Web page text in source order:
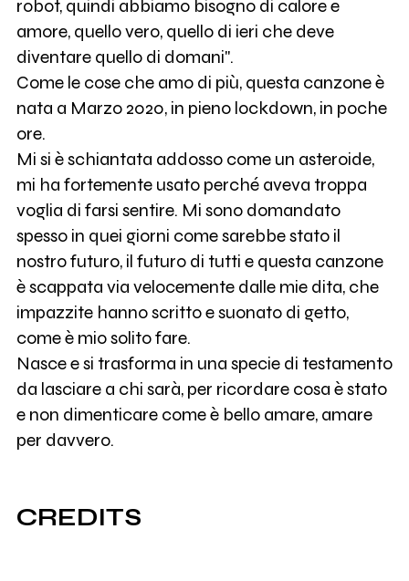
robot, quindi abbiamo bisogno di calore e
amore, quello vero, quello di ieri che deve
diventare quello di domani".
Come le cose che amo di più, questa canzone è
nata a Marzo 2020, in pieno lockdown, in poche
ore.
Mi si è schiantata addosso come un asteroide,
mi ha fortemente usato perché aveva troppa
voglia di farsi sentire. Mi sono domandato
spesso in quei giorni come sarebbe stato il
nostro futuro, il futuro di tutti e questa canzone
è scappata via velocemente dalle mie dita, che
impazzite hanno scritto e suonato di getto,
come è mio solito fare.
Nasce e si trasforma in una specie di testamento
da lasciare a chi sarà, per ricordare cosa è stato
e non dimenticare come è bello amare, amare
per davvero.
CREDITS